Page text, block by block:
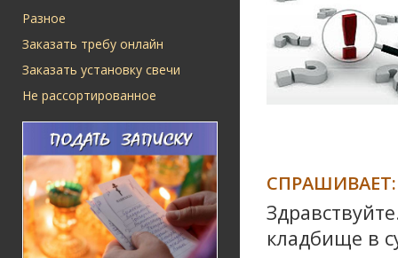
Разное
Заказать требу онлайн
Заказать установку свечи
Не рассортированное
СПРАШИВАЕТ:
кладбище в